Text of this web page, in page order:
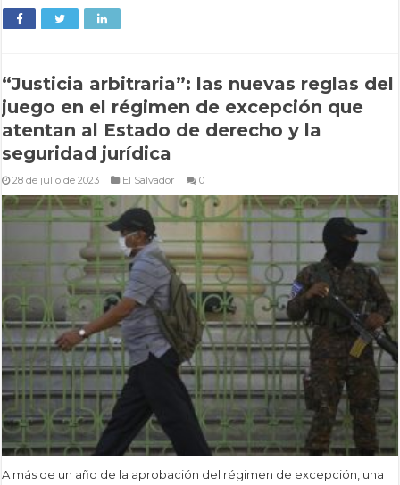
“Justicia arbitraria”: las nuevas reglas del
juego en el régimen de excepción que
atentan al Estado de derecho y la
seguridad jurídica
28 de julio de 2023 El Salvador 0
A más de un año de la aprobación del régimen de excepción, una